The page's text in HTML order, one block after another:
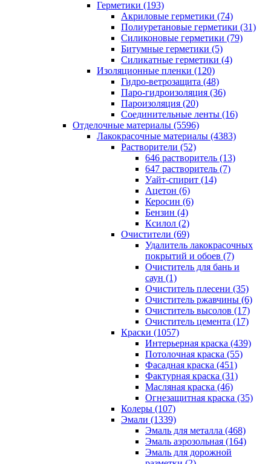
Герметики (193)
Акриловые герметики (74)
Полиуретановые герметики (31)
Силиконовые герметики (79)
Битумные герметики (5)
Силикатные герметики (4)
Изоляционные пленки (120)
Гидро-ветрозащита (48)
Паро-гидроизоляция (36)
Пароизоляция (20)
Соединительные ленты (16)
Отделочные материалы (5596)
Лакокрасочные материалы (4383)
Растворители (52)
646 растворитель (13)
647 растворитель (7)
Уайт-спирит (14)
Ацетон (6)
Керосин (6)
Бензин (4)
Ксилол (2)
Очистители (69)
Удалитель лакокрасочных
покрытий и обоев (7)
Очиститель для бань и
саун (1)
Очиститель плесени (35)
Очиститель ржавчины (6)
Очиститель высолов (17)
Очиститель цемента (17)
Краски (1057)
Интерьерная краска (439)
Потолочная краска (55)
Фасадная краска (451)
Фактурная краска (31)
Масляная краска (46)
Огнезащитная краска (35)
Колеры (107)
Эмали (1339)
Эмаль для металла (468)
Эмаль аэрозольная (164)
Эмаль для дорожной